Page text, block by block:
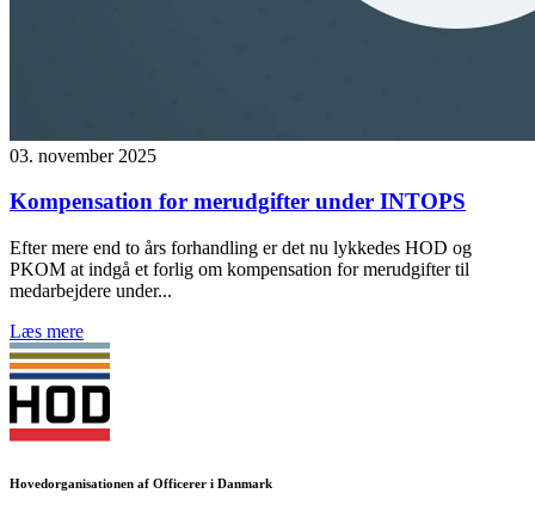
03. november 2025
Kompensation for merudgifter under INTOPS
Efter mere end to års forhandling er det nu lykkedes HOD og
PKOM at indgå et forlig om kompensation for merudgifter til
medarbejdere under...
Læs mere
Hovedorganisationen af Officerer i Danmark